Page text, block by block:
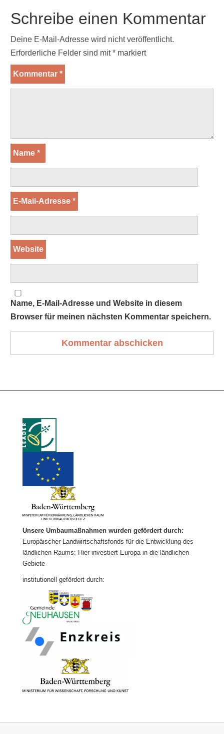
Schreibe einen Kommentar
Deine E-Mail-Adresse wird nicht veröffentlicht.
Erforderliche Felder sind mit* markiert
Kommentar*
Name*
E-Mail-Adresse*
Website
Name, E-Mail-Adresse und Website in diesem
Browser für meinen nächsten Kommentar speichern.
Unsere Umbaumaßnahmen wurden gefördert durch:
Europäischer Landwirtschaftsfonds für die Entwicklung des
ländlichen Raums: Hier investiert Europa in die ländlichen
Gebiete
institutionell gefördert durch: